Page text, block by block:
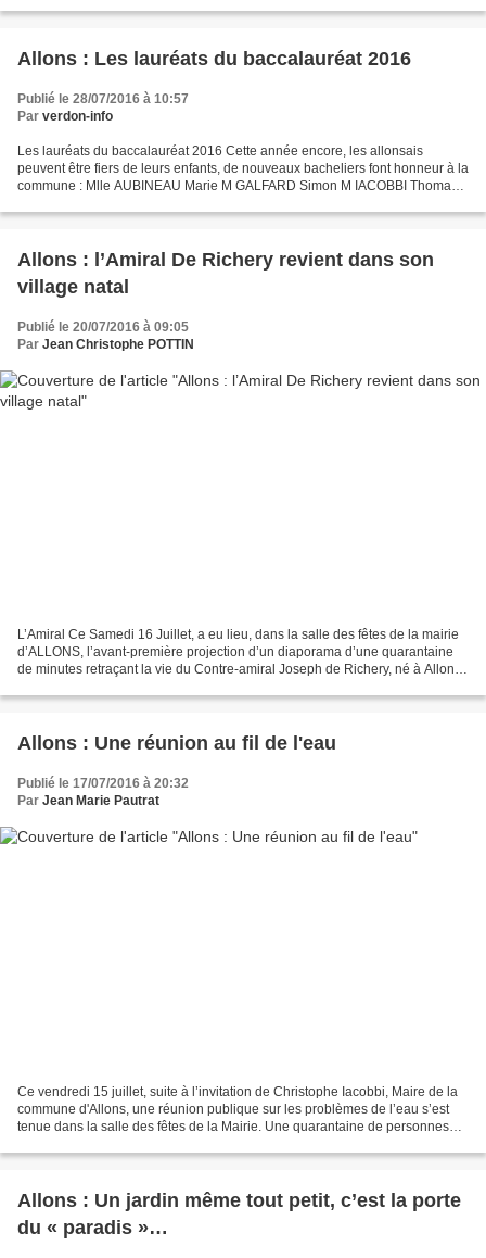
Allons : Les lauréats du baccalauréat 2016
Publié le 28/07/2016 à 10:57
Par verdon-info
Les lauréats du baccalauréat 2016 Cette année encore, les allonsais
peuvent être fiers de leurs enfants, de nouveaux bacheliers font honneur à la
commune : Mlle AUBINEAU Marie M GALFARD Simon M IACOBBI Thomas
Allons : l’Amiral De Richery revient dans son
village natal
Publié le 20/07/2016 à 09:05
Par Jean Christophe POTTIN
L’Amiral Ce Samedi 16 Juillet, a eu lieu, dans la salle des fêtes de la mairie
d’ALLONS, l’avant-première projection d’un diaporama d’une quarantaine
de minutes retraçant la vie du Contre-amiral Joseph de Richery, né à Allons
Allons : Une réunion au fil de l'eau
Publié le 17/07/2016 à 20:32
Par Jean Marie Pautrat
Ce vendredi 15 juillet, suite à l’invitation de Christophe Iacobbi, Maire de la
commune d'Allons, une réunion publique sur les problèmes de l’eau s’est
tenue dans la salle des fêtes de la Mairie. Une quarantaine de personnes
Allons : Un jardin même tout petit, c’est la porte
du « paradis »…